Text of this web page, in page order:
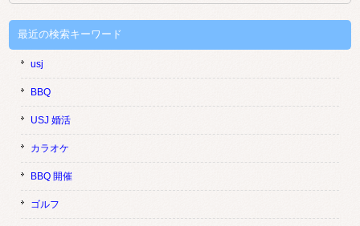
最近の検索キーワード
usj
BBQ
USJ 婚活
カラオケ
BBQ 開催
ゴルフ